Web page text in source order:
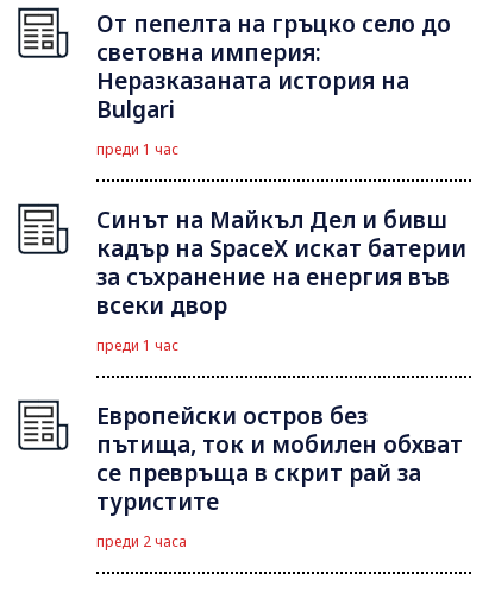
От пепелта на гръцко село до
световна империя:
Неразказаната история на
Bulgari
преди 1 час
Синът на Майкъл Дeл и бивш
кадър на SpaceX искат батерии
за съхранение на енергия във
всеки двор
преди 1 час
Европейски остров без
пътища, ток и мобилен обхват
се превръща в скрит рай за
туристите
преди 2 часа